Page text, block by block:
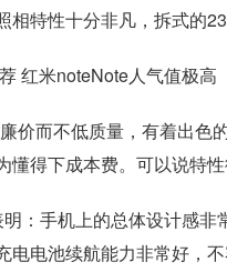
相特性十分非凡，拆式的
价而不低质量，有着出
懂得下成本费。可以说特
明：手机上的总体设计感
电电池续航能力非常好，